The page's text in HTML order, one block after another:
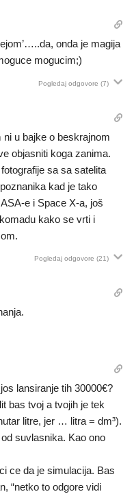
onda je magija
mogucim;)
Pogledaj odgovore (7)
u bajke o beskrajnom
objasniti koga zanima.
sa sa satelita
kad je tako
e i Space X-a, još
kako se vrti i
Pogledaj odgovore (21)
lansiranje tih 30000€?
bas tvoj a tvojih je tek
litre, jer … litra = dm³).
suvlasnika. Kao ono
ce da je simulacija. Bas
“netko to odgore vidi